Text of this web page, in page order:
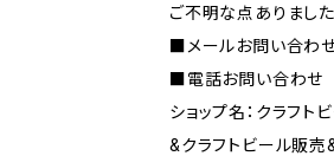
ご不明な点ありまし
■メールお問い合
■電話お問い合
ショップ名：クラフト
&クラフトビール販売